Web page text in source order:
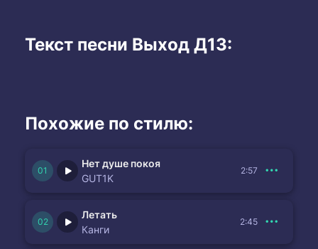
Текст песни Выход Д13:
Похожие по стилю:
Нет душе покоя
GUT1K
2:57
Летать
Канги
2:45